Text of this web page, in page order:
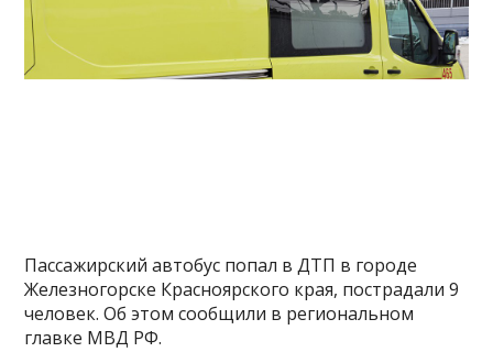
Пассажирский автобус попал в ДТП в городе
Железногорске Красноярского края, пострадали 9
человек. Об этом сообщили в региональном
главке МВД РФ.